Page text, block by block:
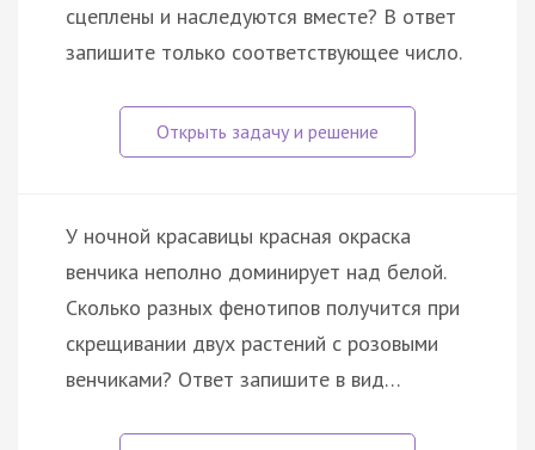
сцеплены и наследуются вместе? В ответ
запишите только соответствующее число.
У ночной красавицы красная окраска
венчика неполно доминирует над белой.
Сколько разных фенотипов получится при
скрещивании двух растений с розовыми
венчиками? Ответ запишите в вид…